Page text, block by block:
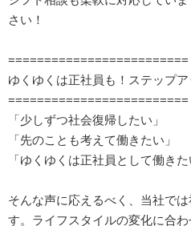
さい！
=========================
ゆくゆくは正社員も！ステップア
=========================
「少しずつ社会復帰したい」
「先のことも考えて働きたい」
「ゆくゆくは正社員として働きた
そんな声に応えるべく、当社で
す。ライフスタイルの変化に合